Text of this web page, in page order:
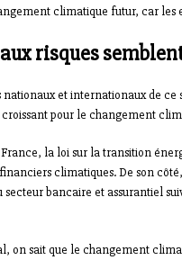
climatique futur, car les
risques
et internationaux de ce
croissant pour le changement
la loi sur la transition
climatiques. De son
secteur bancaire et assurantiel
on sait que le changement